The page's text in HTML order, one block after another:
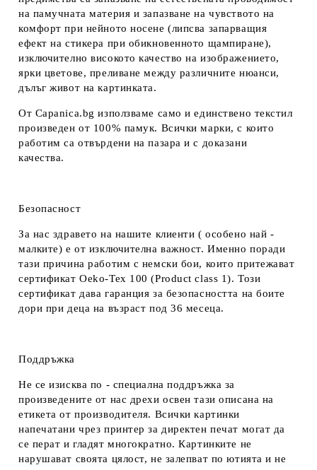
на памучната материя и запазване на чувството на
комфорт при нейното носене (липсва запарващия
ефект на стикера при обикновенното щампиране),
изключително високото качество на изображението,
ярки цветове, преливане между различните нюанси,
дълъг живот на картинката.
От Capanica.bg използваме само и единствено текстил
произведен от 100% памук. Всички марки, с които
работим са отвърдени на пазара и с доказани
качества.
Безопасност
За нас здравето на нашите клиенти ( особено най -
малките) е от изключителна важност. Именно поради
тази причина работим с немски бои, които притежават
сертификат Oeko-Tex 100 (Product class 1). Този
сертификат дава гаранция за безопасността на боите
дори при деца на възраст под 36 месеца.
Поддръжка
Не се изисква по - специална поддръжка за
произведените от нас дрехи освен тази описана на
етикета от производителя. Всички картинки
напечатани чрез принтер за директен печат могат да
се перат и гладят многократно. Картинките не
нарушават своята цялост, не залепват по ютията и не